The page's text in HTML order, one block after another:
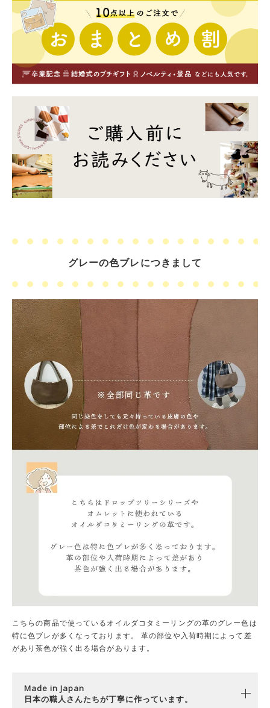
グレーの色ブレにつきまして
こちらの商品で使っているオイルダコタミーリングの革のグレー色は
特に色ブレが多くなっております。 革の部位や入荷時期によって差
があり茶色が強く出る場合があります。
Made in Japan
日本の職人さんたちが丁寧に作っています。